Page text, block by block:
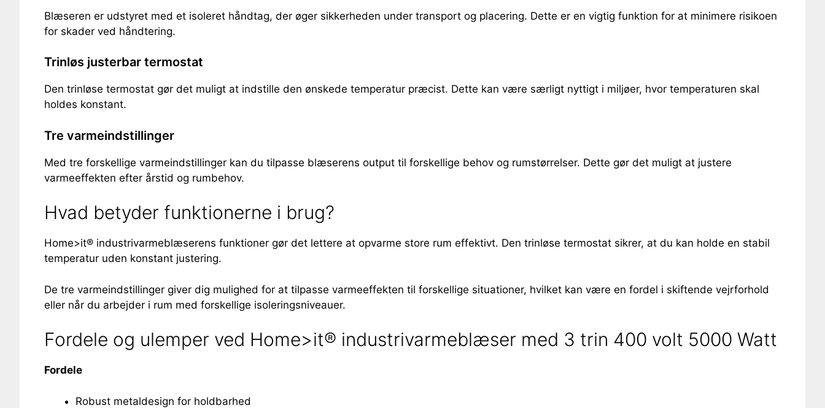
Blæseren er udstyret med et isoleret håndtag, der øger sikkerheden under transport og placering. Dette er en vigtig funktion for at minimere risikoen
for skader ved håndtering.
Trinløs justerbar termostat
Den trinløse termostat gør det muligt at indstille den ønskede temperatur præcist. Dette kan være særligt nyttigt i miljøer, hvor temperaturen skal
holdes konstant.
Tre varmeindstillinger
Med tre forskellige varmeindstillinger kan du tilpasse blæserens output til forskellige behov og rumstørrelser. Dette gør det muligt at justere
varmeeffekten efter årstid og rumbehov.
Hvad betyder funktionerne i brug?
Home>it® industrivarmeblæserens funktioner gør det lettere at opvarme store rum effektivt. Den trinløse termostat sikrer, at du kan holde en stabil
temperatur uden konstant justering.
De tre varmeindstillinger giver dig mulighed for at tilpasse varmeeffekten til forskellige situationer, hvilket kan være en fordel i skiftende vejrforhold
eller når du arbejder i rum med forskellige isoleringsniveauer.
Fordele og ulemper ved Home>it® industrivarmeblæser med 3 trin 400 volt 5000 Watt
Fordele
Robust metaldesign for holdbarhed